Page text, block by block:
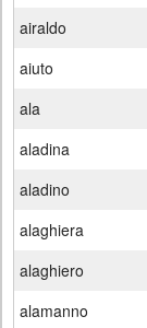
airaldo
aiuto
ala
aladina
aladino
alaghiera
alaghiero
alamanno